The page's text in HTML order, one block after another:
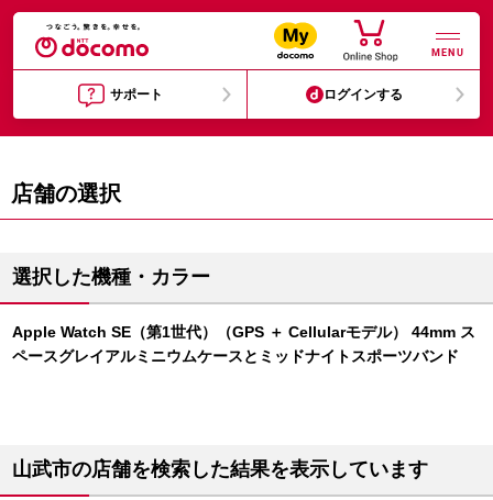
MENU
サポート ログインする
店舗の選択
選択した機種・カラー
Apple Watch SE（第1世代）（GPS ＋ Cellularモデル） 44mm ス
ペースグレイアルミニウムケースとミッドナイトスポーツバンド
山武市の店舗を検索した結果を表示しています